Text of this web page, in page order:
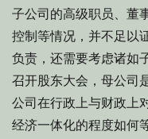
子公司的高级职员、董
控制等情况，并不足以
负责，还需要考虑诸如
召开股东大会，母公司
公司在行政上与财政上
经济一体化的程度如何